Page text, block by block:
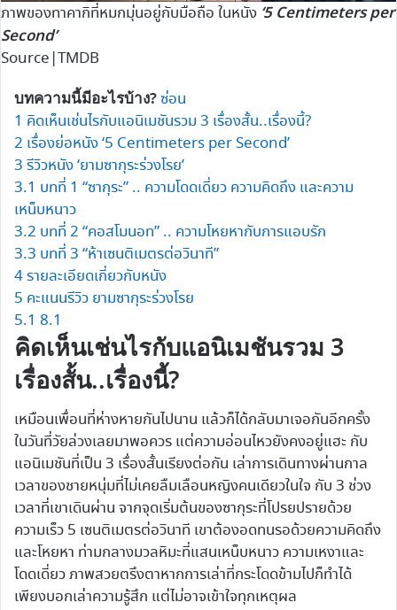
ภาพของทาคากิที่หมกมุ่นอยู่กับมือถือ ในหนัง ‘5 Centimeters per
Second’
Source|TMDB
บทความนี้มีอะไรบ้าง?ซ่อน
1 คิดเห็นเช่นไรกับแอนิเมชันรวม 3 เรื่องสั้น..เรื่องนี้?
2 เรื่องย่อหนัง ‘5 Centimeters per Second’
3 รีวิวหนัง ‘ยามซากุระร่วงโรย’
3.1 บทที่ 1 “ซากุระ” .. ความโดดเดี่ยว ความคิดถึง และความ
เหน็บหนาว
3.2 บทที่ 2 “คอสโมนอท” .. ความโหยหากับการแอบรัก
3.3 บทที่ 3 “ห้าเซนติเมตรต่อวินาที”
4รายละเอียดเกี่ยวกับหนัง
5 คะแนนรีวิว ยามซากุระร่วงโรย
5.1 8.1
คิดเห็นเช่นไรกับแอนิเมชันรวม 3
เรื่องสั้น..เรื่องนี้?
เหมือนเพื่อนที่ห่างหายกันไปนาน แล้วก็ได้กลับมาเจอกันอีกครั้ง
ในวันที่วัยล่วงเลยมาพอควร แต่ความอ่อนไหวยังคงอยู่แฮะ กับ
แอนิเมชันที่เป็น 3 เรื่องสั้นเรียงต่อกัน เล่าการเดินทางผ่านกาล
เวลาของชายหนุ่มที่ไม่เคยลืมเลือนหญิงคนเดียวในใจ กับ 3 ช่วง
เวลาที่เขาเดินผ่าน จากจุดเริ่มต้นของซากุระที่โปรยปรายด้วย
ความเร็ว 5 เซนติเมตรต่อวินาที เขาต้องอดทนรอด้วยความคิดถึง
และโหยหา ท่ามกลางมวลหิมะที่แสนเหน็บหนาว ความเหงาและ
โดดเดี่ยว ภาพสวยตรึงตาหากการเล่าที่กระโดดข้ามไปก็ทำได้
เพียงบอกเล่าความรู้สึก แต่ไม่อาจเข้าใจทุกเหตุผล